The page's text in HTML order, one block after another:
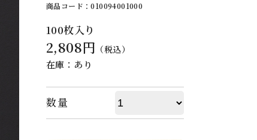
商品コード：010094001000
100枚入り
2,808円 （税込）
在庫：あり
数量